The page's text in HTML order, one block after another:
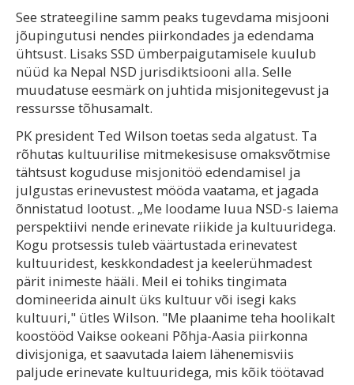
See strateegiline samm peaks tugevdama misjooni
jõupingutusi nendes piirkondades ja edendama
ühtsust. Lisaks SSD ümberpaigutamisele kuulub
nüüd ka Nepal NSD jurisdiktsiooni alla. Selle
muudatuse eesmärk on juhtida misjonitegevust ja
ressursse tõhusamalt.
PK president Ted Wilson toetas seda algatust. Ta
rõhutas kultuurilise mitmekesisuse omaksvõtmise
tähtsust koguduse misjonitöö edendamisel ja
julgustas erinevustest mööda vaatama, et jagada
õnnistatud lootust. „Me loodame luua NSD-s laiema
perspektiivi nende erinevate riikide ja kultuuridega.
Kogu protsessis tuleb väärtustada erinevatest
kultuuridest, keskkondadest ja keelerühmadest
pärit inimeste hääli. Meil ei tohiks tingimata
domineerida ainult üks kultuur või isegi kaks
kultuuri," ütles Wilson. "Me plaanime teha hoolikalt
koostööd Vaikse ookeani Põhja-Aasia piirkonna
divisjoniga, et saavutada laiem lähenemisviis
paljude erinevate kultuuridega, mis kõik töötavad